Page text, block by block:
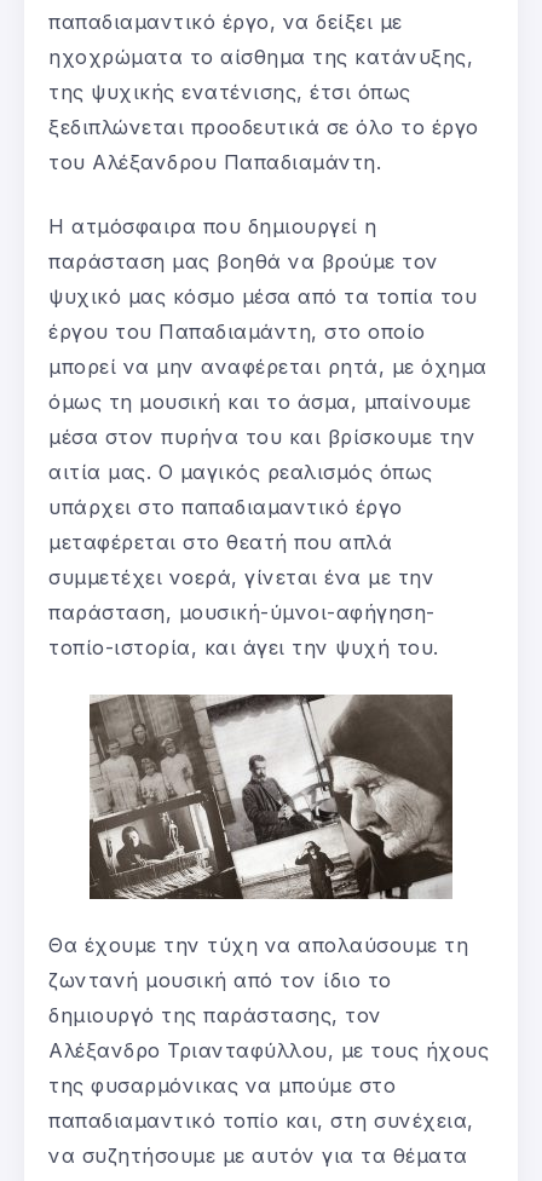
παπαδιαμαντικό έργο, να δείξει με
ηχοχρώματα το αίσθημα της κατάνυξης,
της ψυχικής ενατένισης, έτσι όπως
ξεδιπλώνεται προοδευτικά σε όλο το έργο
του Αλέξανδρου Παπαδιαμάντη.
Η ατμόσφαιρα που δημιουργεί η
παράσταση μας βοηθά να βρούμε τον
ψυχικό μας κόσμο μέσα από τα τοπία του
έργου του Παπαδιαμάντη, στο οποίο
μπορεί να μην αναφέρεται ρητά, με όχημα
όμως τη μουσική και το άσμα, μπαίνουμε
μέσα στον πυρήνα του και βρίσκουμε την
αιτία μας. Ο μαγικός ρεαλισμός όπως
υπάρχει στο παπαδιαμαντικό έργο
μεταφέρεται στο θεατή που απλά
συμμετέχει νοερά, γίνεται ένα με την
παράσταση, μουσική-ύμνοι-αφήγηση-
τοπίο-ιστορία, και άγει την ψυχή του.
Θα έχουμε την τύχη να απολαύσουμε τη
ζωντανή μουσική από τον ίδιο το
δημιουργό της παράστασης, τον
Αλέξανδρο Τριανταφύλλου, με τους ήχους
της φυσαρμόνικας να μπούμε στο
παπαδιαμαντικό τοπίο και, στη συνέχεια,
να συζητήσουμε με αυτόν για τα θέματα